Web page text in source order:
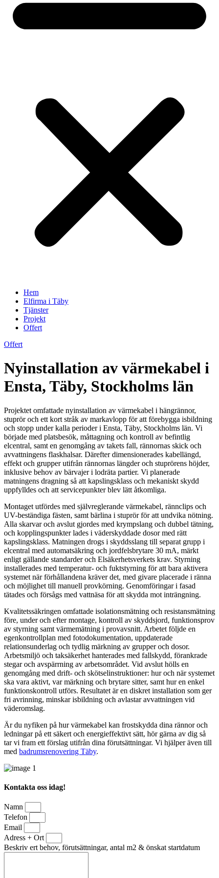
Hem
Elfirma i Täby
Tjänster
Projekt
Offert
Offert
Nyinstallation av värmekabel i
Ensta, Täby, Stockholms län
Projektet omfattade nyinstallation av värmekabel i hängrännor,
stuprör och ett kort stråk av markavlopp för att förebygga isbildning
och stopp under kalla perioder i Ensta, Täby, Stockholms län. Vi
började med platsbesök, måttagning och kontroll av befintlig
elcentral, samt en genomgång av takets fall, rännornas skick och
avvattningens flaskhalsar. Därefter dimensionerades kabellängd,
effekt och grupper utifrån rännornas längder och stuprörens höjder,
inklusive behov av bärvajer i lodräta partier. Vi planerade
matningens dragning så att kapslingsklass och mekaniskt skydd
uppfylldes och att servicepunkter blev lätt åtkomliga.
Montaget utfördes med självreglerande värmekabel, rännclips och
UV-beständiga fästen, samt bärlina i stuprör för att undvika nötning.
Alla skarvar och avslut gjordes med krympslang och dubbel tätning,
och kopplingspunkter lades i väderskyddade dosor med rätt
kapslingsklass. Matningen drogs i skyddsslang till separat grupp i
elcentral med automatsäkring och jordfelsbrytare 30 mA, märkt
enligt gällande standarder och Elsäkerhetsverkets krav. Styrning
installerades med temperatur- och fuktstyrning för att bara aktivera
systemet när förhållandena kräver det, med givare placerade i ränna
och möjlighet till manuell provkörning. Genomföringar i fasad
tätades och försågs med vattnäsa för att skydda mot inträngning.
Kvalitetssäkringen omfattade isolationsmätning och resistansmätning
före, under och efter montage, kontroll av skyddsjord, funktionsprov
av styrning samt värmemätning i provavsnitt. Arbetet följde en
egenkontrollplan med fotodokumentation, uppdaterade
relationsunderlag och tydlig märkning av grupper och dosor.
Arbetsmiljö och taksäkerhet hanterades med fallskydd, förankrade
stegar och avspärrning av arbetsområdet. Vid avslut hölls en
genomgång med drift- och skötselinstruktioner: hur och när systemet
ska vara aktivt, var märkning och brytare sitter, samt hur en enkel
funktionskontroll utförs. Resultatet är en diskret installation som ger
fri avrinning, minskar isbildning och avlastar avvattningen vid
väderomslag.
Är du nyfiken på hur värmekabel kan frostskydda dina rännor och
ledningar på ett säkert och energieffektivt sätt, hör gärna av dig så
tar vi fram ett förslag utifrån dina förutsättningar. Vi hjälper även till
med badrumsrenovering Täby.
Kontakta oss idag!
Namn
Telefon
Email
Adress + Ort
Beskriv ert behov, förutsättningar, antal m2 & önskat startdatum